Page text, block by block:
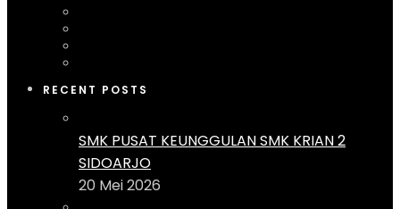
RECENT POSTS
SMK PUSAT KEUNGGULAN SMK KRIAN 2
SIDOARJO
20 Mei 2026